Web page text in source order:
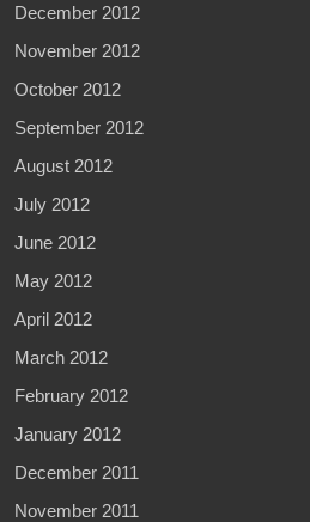
December 2012
November 2012
October 2012
September 2012
August 2012
July 2012
June 2012
May 2012
April 2012
March 2012
February 2012
January 2012
December 2011
November 2011